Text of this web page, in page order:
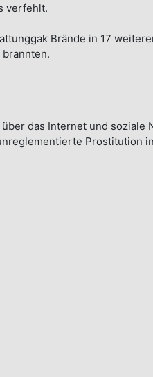
verfehlt.
Brände in 17
das Internet und
Prostitution